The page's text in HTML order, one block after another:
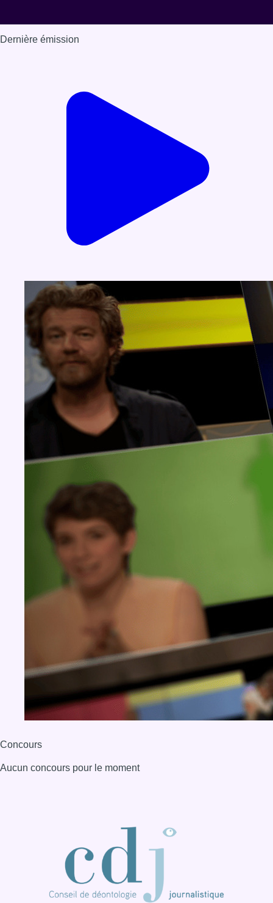
Dernière émission
Concours
Aucun concours pour le moment